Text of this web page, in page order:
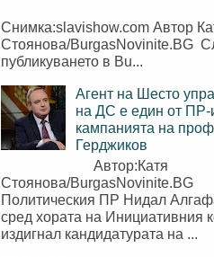
Снимка:slavishow.com Автор
Стоянова/BurgasNovinite.BG
публикуването в Bu...
Агент на Шесто
на ДС е един от ПР-
кампанията на
Герджиков
Автор:Катя
Стоянова/BurgasNovinite.BG
Политическия ПР Нидал
сред хората на Инициативния
издигнал кандидатурата на ...